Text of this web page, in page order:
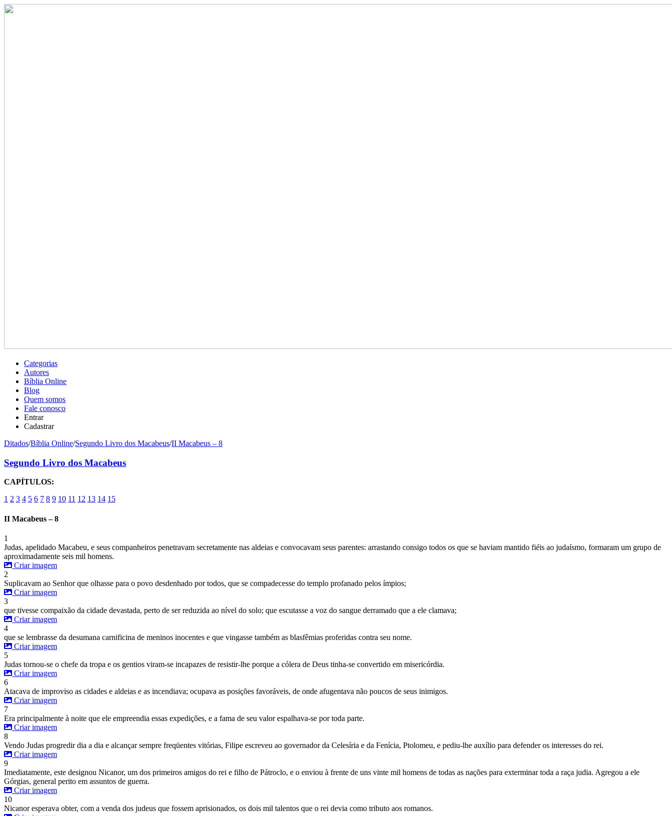
Categorias
Autores
Bíblia Online
Blog
Quem somos
Fale conosco
Entrar
Cadastrar
Ditados/Bíblia Online/Segundo Livro dos Macabeus/II Macabeus – 8
Segundo Livro dos Macabeus
CAPÍTULOS:
1 2 3 4 5 6 7 8 9 10 11 12 13 14 15
II Macabeus – 8
1
Judas, apelidado Macabeu, e seus companheiros penetravam secretamente nas aldeias e convocavam seus parentes: arrastando consigo todos os que se haviam mantido fiéis ao judaísmo, formaram um grupo de
aproximadamente seis mil homens.
Criar imagem
2
Suplicavam ao Senhor que olhasse para o povo desdenhado por todos, que se compadecesse do templo profanado pelos ímpios;
Criar imagem
3
que tivesse compaixão da cidade devastada, perto de ser reduzida ao nível do solo; que escutasse a voz do sangue derramado que a ele clamava;
Criar imagem
4
que se lembrasse da desumana carnificina de meninos inocentes e que vingasse também as blasfêmias proferidas contra seu nome.
Criar imagem
5
Judas tornou-se o chefe da tropa e os gentios viram-se incapazes de resistir-lhe porque a cólera de Deus tinha-se convertido em misericórdia.
Criar imagem
6
Atacava de improviso as cidades e aldeias e as incendiava; ocupava as posições favoráveis, de onde afugentava não poucos de seus inimigos.
Criar imagem
7
Era principalmente à noite que ele empreendia essas expedições, e a fama de seu valor espalhava-se por toda parte.
Criar imagem
8
Vendo Judas progredir dia a dia e alcançar sempre freqüentes vitórias, Filipe escreveu ao governador da Celesíria e da Fenícia, Ptolomeu, e pediu-lhe auxílio para defender os interesses do rei.
Criar imagem
9
Imediatamente, este designou Nicanor, um dos primeiros amigos do rei e filho de Pátroclo, e o enviou à frente de uns vinte mil homens de todas as nações para exterminar toda a raça judia. Agregou a ele
Górgias, general perito em assuntos de guerra.
Criar imagem
10
Nicanor esperava obter, com a venda dos judeus que fossem aprisionados, os dois mil talentos que o rei devia como tributo aos romanos.